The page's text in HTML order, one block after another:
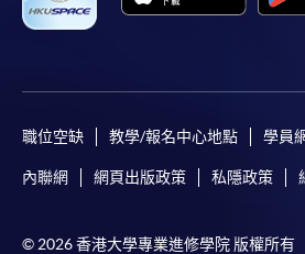
職位空缺 教學/報名中心地點 學員
內聯網 網頁出版政策 私隱政策
© 2026 香港大學專業進修學院 版權所有